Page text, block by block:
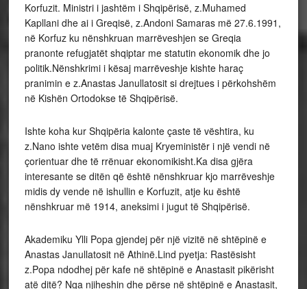
Korfuzit. Ministri i jashtëm i Shqipërisë, z.Muhamed
Kapllani dhe ai i Greqisë, z.Andoni Samaras më 27.6.1991,
në Korfuz ku nënshkruan marrëveshjen se Greqia
pranonte refugjatët shqiptar me statutin ekonomik dhe jo
politik.Nënshkrimi i kësaj marrëveshje kishte haraç
pranimin e z.Anastas Janullatosit si drejtues i përkohshëm
në Kishën Ortodokse të Shqipërisë.
Ishte koha kur Shqipëria kalonte çaste të vështira, ku
z.Nano ishte vetëm disa muaj Kryeministër i një vendi në
çorientuar dhe të rrënuar ekonomikisht.Ka disa gjëra
interesante se ditën që është nënshkruar kjo marrëveshje
midis dy vende në ishullin e Korfuzit, atje ku është
nënshkruar më 1914, aneksimi i jugut të Shqipërisë.
Akademiku Ylli Popa gjendej për një vizitë në shtëpinë e
Anastas Janullatosit në Athinë.Lind pyetja: Rastësisht
z.Popa ndodhej për kafe në shtëpinë e Anastasit pikërisht
atë ditë? Nga njiheshin dhe përse në shtëpinë e Anastasit,